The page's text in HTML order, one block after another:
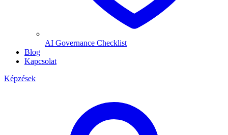
AI Governance Checklist
Blog
Kapcsolat
Képzések